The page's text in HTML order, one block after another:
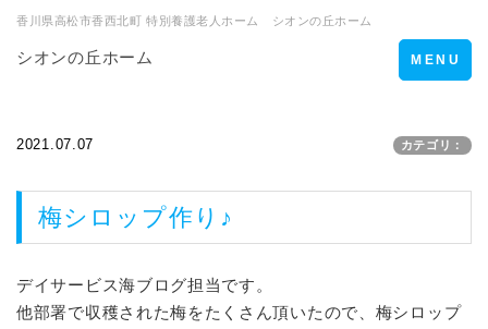
香川県高松市香西北町 特別養護老人ホーム シオンの丘ホーム
シオンの丘ホーム
Toggle
navigation
MENU
2021.07.07 カテゴリ：
梅シロップ作り♪
デイサービス海ブログ担当です。
他部署で収穫された梅をたくさん頂いたので、梅シロップ